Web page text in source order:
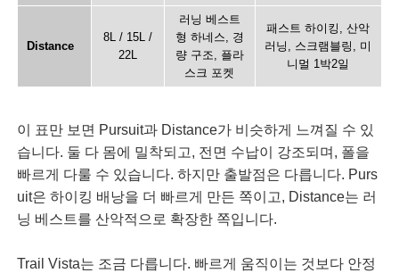
Distance
8L / 15L /
22L
러닝 베스트
형 하네스, 경
량 구조, 플라
스크 포켓
패스트 하이킹, 산악
러닝, 스크램블링, 미
니멀 1박2일
이 표만 보면 Pursuit과 Distance가 비슷하게 느껴질 수 있
습니다. 둘 다 몸에 밀착되고, 전면 수납이 강조되며, 폴을
빠르게 다룰 수 있습니다. 하지만 출발점은 다릅니다. Purs
uit은 하이킹 배낭을 더 빠르게 만든 쪽이고, Distance는 러
닝 베스트를 산악적으로 확장한 쪽입니다.
Trail Vista는 조금 다릅니다. 빠르게 움직이는 것보다 안정